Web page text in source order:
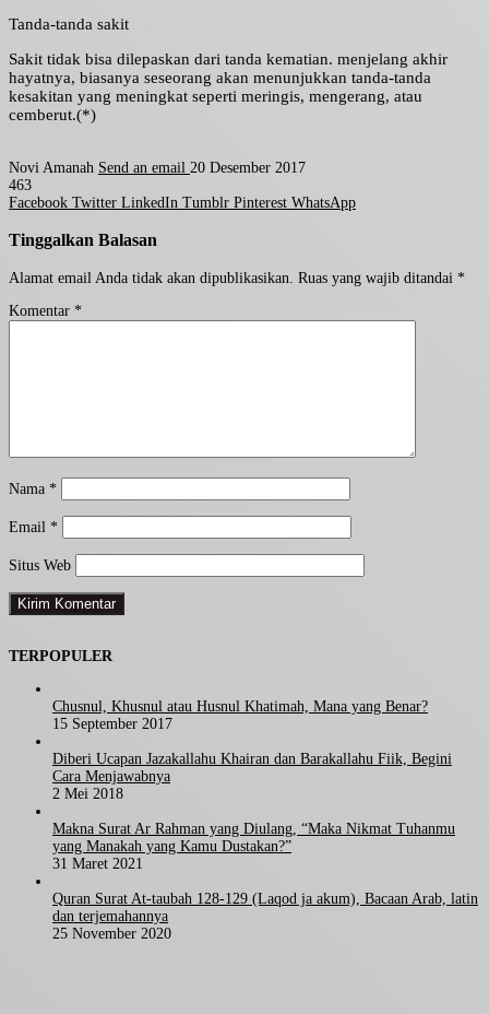
Tanda-tanda sakit
Sakit tidak bisa dilepaskan dari tanda kematian. menjelang akhir
hayatnya, biasanya seseorang akan menunjukkan tanda-tanda
kesakitan yang meningkat seperti meringis, mengerang, atau
cemberut.(*)
Novi Amanah Send an email 20 Desember 2017
463
Facebook Twitter LinkedIn Tumblr Pinterest WhatsApp
Tinggalkan Balasan
Alamat email Anda tidak akan dipublikasikan. Ruas yang wajib ditandai *
Komentar *
Nama *
Email *
Situs Web
TERPOPULER
Chusnul, Khusnul atau Husnul Khatimah, Mana yang Benar?
15 September 2017
Diberi Ucapan Jazakallahu Khairan dan Barakallahu Fiik, Begini
Cara Menjawabnya
2 Mei 2018
Makna Surat Ar Rahman yang Diulang, “Maka Nikmat Tuhanmu
yang Manakah yang Kamu Dustakan?”
31 Maret 2021
Quran Surat At-taubah 128-129 (Laqod ja akum), Bacaan Arab, latin
dan terjemahannya
25 November 2020